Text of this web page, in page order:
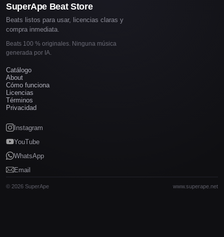
SuperApe Beat Store
Beats listos para usar, licencias claras y
compra inmediata.
Beats 100 % originales. Ninguna música
generada por IA.
Catálogo
About
Cómo funciona
Licencias
Términos
Privacidad
Instagram
YouTube
WhatsApp
Email
© 2026 SuperApe www.superape.net